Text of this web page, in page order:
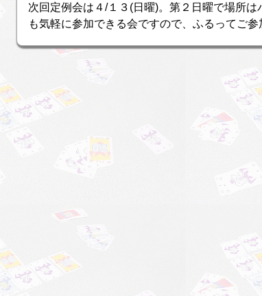
次回定例会は４/１３(日曜)。第２日曜で場所
も気軽に参加できる会ですので、ふるってご参